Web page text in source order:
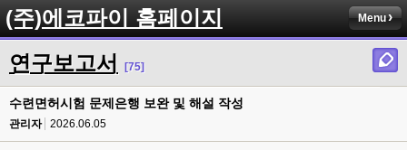
(주)에코파이 홈페이지 Menu
연구보고서 [75]
수련면허시험 문제은행 보완 및 해설 작성
관리자 2026.06.05